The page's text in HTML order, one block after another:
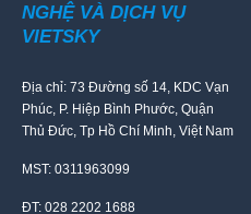
NGHỆ VÀ DỊCH VỤ
VIETSKY
Địa chỉ: 73 Đường số 14, KDC Vạn
Phúc, P. Hiệp Bình Phước, Quận
Thủ Đức, Tp Hồ Chí Minh, Việt Nam
MST: 0311963099
ĐT: 028 2202 1688